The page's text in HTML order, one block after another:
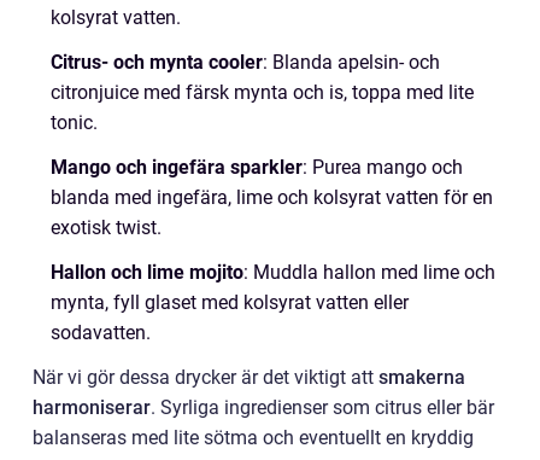
kolsyrat vatten.
Citrus- och mynta cooler: Blanda apelsin- och
citronjuice med färsk mynta och is, toppa med lite
tonic.
Mango och ingefära sparkler: Purea mango och
blanda med ingefära, lime och kolsyrat vatten för en
exotisk twist.
Hallon och lime mojito: Muddla hallon med lime och
mynta, fyll glaset med kolsyrat vatten eller
sodavatten.
När vi gör dessa drycker är det viktigt att smakerna
harmoniserar. Syrliga ingredienser som citrus eller bär
balanseras med lite sötma och eventuellt en kryddig